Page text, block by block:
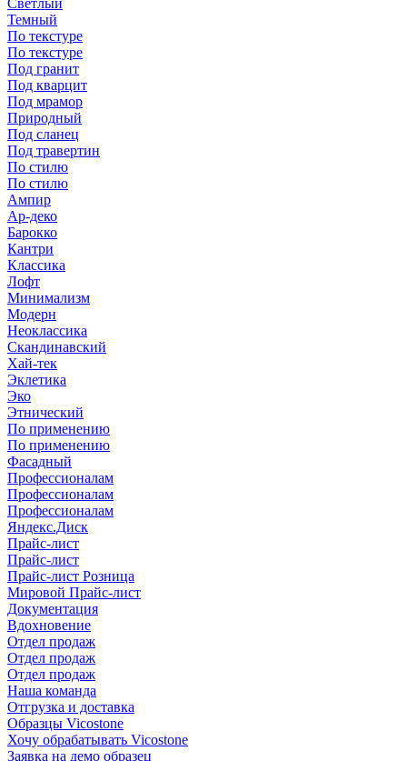
Светлый
Темный
По текстуре
По текстуре
Под гранит
Под кварцит
Под мрамор
Природный
Под сланец
Под травертин
По стилю
По стилю
Ампир
Ар-деко
Барокко
Кантри
Классика
Лофт
Минимализм
Модерн
Неоклассика
Скандинавский
Хай-тек
Эклетика
Эко
Этнический
По применению
По применению
Фасадный
Профессионалам
Профессионалам
Профессионалам
Яндекс.Диск
Прайс-лист
Прайс-лист
Прайс-лист Розница
Мировой Прайс-лист
Документация
Вдохновение
Отдел продаж
Отдел продаж
Отдел продаж
Наша команда
Отгрузка и доставка
Образцы Vicostone
Хочу обрабатывать Vicostone
Заявка на демо образец